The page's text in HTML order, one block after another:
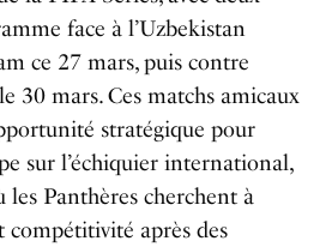
face à l’Uzbekistan
ce 27 mars, puis contre
30 mars. Ces matchs amicaux
stratégique pour
sur l’échiquier international,
Panthères cherchent à
après des